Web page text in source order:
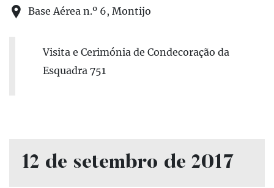
Base Aérea n.º 6, Montijo
Visita e Cerimónia de Condecoração da
Esquadra 751
12 de setembro de 2017